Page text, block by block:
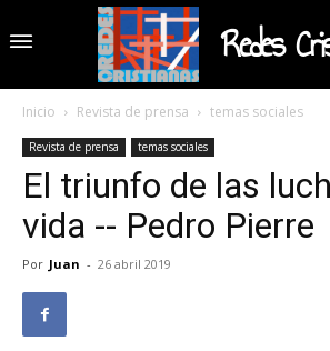
Redes
Inicio Revista de prensa temas sociales
Revista de prensa temas sociales
El triunfo de las
vida -- Pedro Pierre
Por Juan - 26 abril 2019